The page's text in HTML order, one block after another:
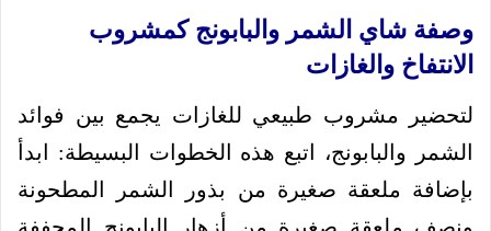
وصفة شاي الشمر والبابونج كمشروب
الانتفاخ والغازات
لتحضير مشروب طبيعي للغازات يجمع بين فوائد
الشمر والبابونج، اتبع هذه الخطوات البسيطة: ابدأ
بإضافة ملعقة صغيرة من بذور الشمر المطحونة
ونصف ملعقة صغيرة من أزهار البابونج المجففة